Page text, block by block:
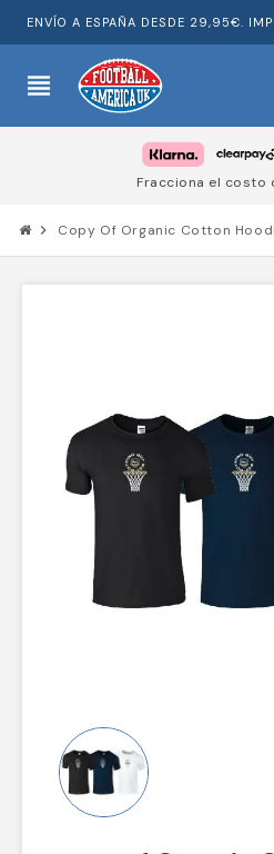
ENVÍO A ESPAÑA DESDE 29,95€.
view_headline
chevron_right Copy Of Organic Cotton